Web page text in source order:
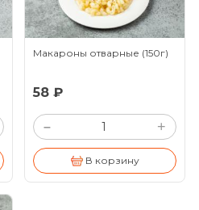
Макароны отварные (150г)
58 ₽
– +
В корзину